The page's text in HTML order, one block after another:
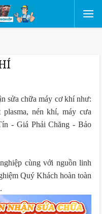
sửa chữa máy cơ khí như:
nén khí, máy cưa
- Giá Phải Chăng - Bảo
cùng với nguồn linh
Quý Khách hoàn toàn